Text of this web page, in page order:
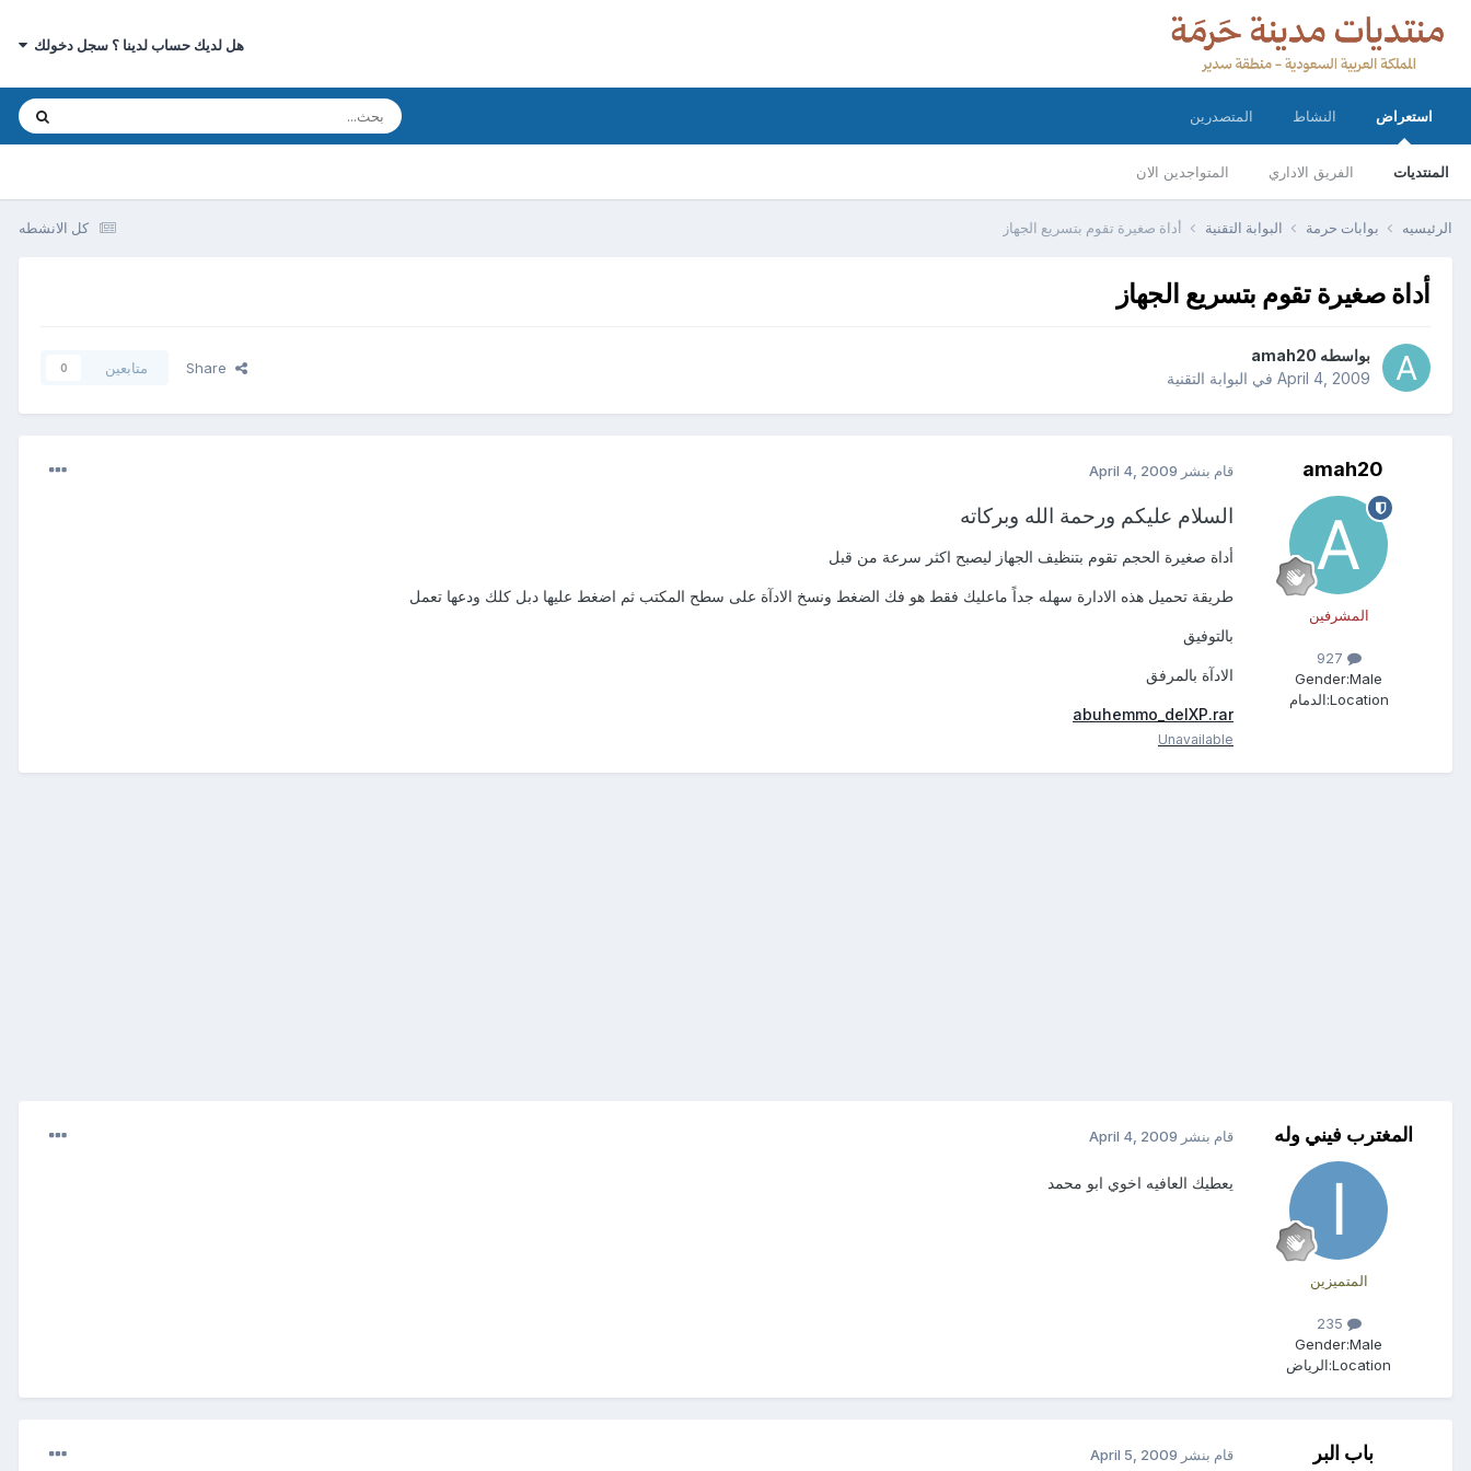
هل لديك حساب لدينا ؟ سجل دخولك
استعراض
المنتديات الفريق الاداري المتواجدين الان
النشاط المتصدرين
كل الانشطه الرئيسيه بوابات حرمة البوابة التقنية أداة صغيرة تقوم بتسريع الجهاز
أداة صغيرة تقوم بتسريع الجهاز
بواسطه amah20
April 4, 2009 في البوابة التقنية
متابعين 0
amah20
المشرفين
Gender:Male
Location: الدمام
قام بنشر April 4, 2009
السلام عليكم ورحمة الله وبركاته
أداة صغيرة الحجم تقوم بتنظيف الجهاز ليصبح اكثر سرعة من قبل
طريقة تحميل هذه الادارة سهله جداً ماعليك فقط هو فك الضغط ونسخ الادآة على سطح المكتب ثم اضغط عليها دبل كلك ودعها تعمل
بالتوفيق
الادآة بالمرفق
abuhemmo_delXP.rar
Unavailable
المغترب فيني وله
المتميزين
Gender:Male
Location: الرياض
قام بنشر April 4, 2009
يعطيك العافيه اخوي ابو محمد
باب البر قام بنشر April 5, 2009